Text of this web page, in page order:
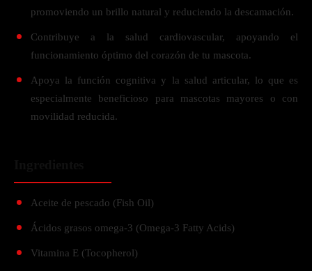
promoviendo un brillo natural y reduciendo la descamación.
Contribuye a la salud cardiovascular, apoyando el
funcionamiento óptimo del corazón de tu mascota.
Apoya la función cognitiva y la salud articular, lo que es
especialmente beneficioso para mascotas mayores o con
movilidad reducida.
Aceite de pescado (Fish Oil)
Ácidos grasos omega-3 (Omega-3 Fatty Acids)
Vitamina E (Tocopherol)